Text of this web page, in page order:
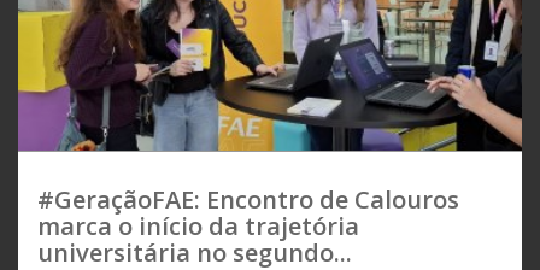
#GeraçãoFAE: Encontro de Calouros
marca o início da trajetória
universitária no segundo...